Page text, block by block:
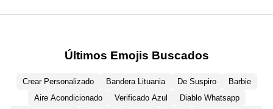
emojis.
Últimos Emojis Buscados
Crear Personalizado Bandera Lituania De Suspiro
Barbie
Aire Acondicionado
Verificado Azul
Diablo Whatsapp